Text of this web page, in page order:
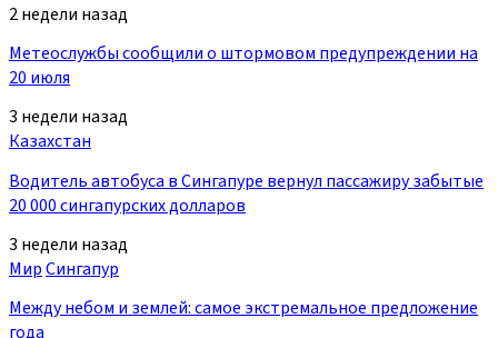
2 недели назад
Метеослужбы сообщили о штормовом предупреждении на
20 июля
3 недели назад
Казахстан
Водитель автобуса в Сингапуре вернул пассажиру забытые
20 000 сингапурских долларов
3 недели назад
МирСингапур
Между небом и землей: самое экстремальное предложение
года